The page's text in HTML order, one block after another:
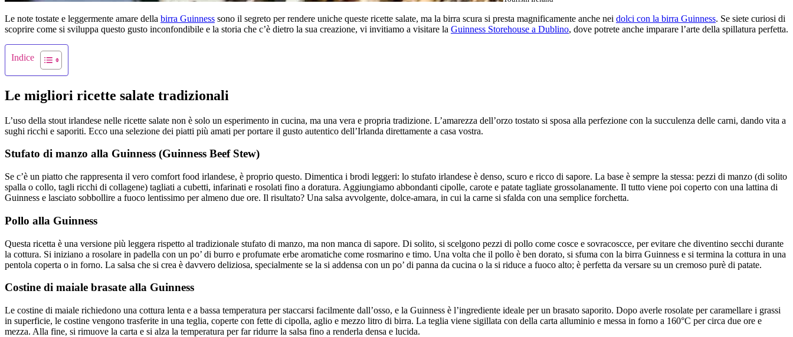
Le note tostate e leggermente amare della birra Guinness sono il segreto per rendere uniche queste ricette salate, ma la birra scura si presta magnificamente anche nei dolci con la birra Guinness. Se siete curiosi di
scoprire come si sviluppa questo gusto inconfondibile e la storia che c’è dietro la sua creazione, vi invitiamo a visitare la Guinness Storehouse a Dublino, dove potrete anche imparare l’arte della spillatura perfetta.
Indice
Le migliori ricette salate tradizionali
L’uso della stout irlandese nelle ricette salate non è solo un esperimento in cucina, ma una vera e propria tradizione. L’amarezza dell’orzo tostato si sposa alla perfezione con la succulenza delle carni, dando vita a
sughi ricchi e saporiti. Ecco una selezione dei piatti più amati per portare il gusto autentico dell’Irlanda direttamente a casa vostra.
Stufato di manzo alla Guinness (Guinness Beef Stew)
Se c’è un piatto che rappresenta il vero comfort food irlandese, è proprio questo. Dimentica i brodi leggeri: lo stufato irlandese è denso, scuro e ricco di sapore. La base è sempre la stessa: pezzi di manzo (di solito
spalla o collo, tagli ricchi di collagene) tagliati a cubetti, infarinati e rosolati fino a doratura. Aggiungiamo abbondanti cipolle, carote e patate tagliate grossolanamente. Il tutto viene poi coperto con una lattina di
Guinness e lasciato sobbollire a fuoco lentissimo per almeno due ore. Il risultato? Una salsa avvolgente, dolce-amara, in cui la carne si sfalda con una semplice forchetta.
Pollo alla Guinness
Questa ricetta è una versione più leggera rispetto al tradizionale stufato di manzo, ma non manca di sapore. Di solito, si scelgono pezzi di pollo come cosce e sovracoscce, per evitare che diventino secchi durante
la cottura. Si iniziano a rosolare in padella con un po’ di burro e profumate erbe aromatiche come rosmarino e timo. Una volta che il pollo è ben dorato, si sfuma con la birra Guinness e si termina la cottura in una
pentola coperta o in forno. La salsa che si crea è davvero deliziosa, specialmente se la si addensa con un po’ di panna da cucina o la si riduce a fuoco alto; è perfetta da versare su un cremoso purè di patate.
Costine di maiale brasate alla Guinness
Le costine di maiale richiedono una cottura lenta e a bassa temperatura per staccarsi facilmente dall’osso, e la Guinness è l’ingrediente ideale per un brasato saporito. Dopo averle rosolate per caramellare i grassi
in superficie, le costine vengono trasferite in una teglia, coperte con fette di cipolla, aglio e mezzo litro di birra. La teglia viene sigillata con della carta alluminio e messa in forno a 160°C per circa due ore e
mezza. Alla fine, si rimuove la carta e si alza la temperatura per far ridurre la salsa fino a renderla densa e lucida.